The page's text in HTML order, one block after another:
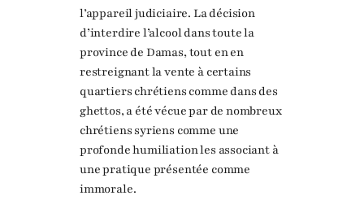
l’appareil judiciaire. La décision
d’interdire l’alcool dans toute la
province de Damas, tout en en
restreignant la vente à certains
quartiers chrétiens comme dans des
ghettos, a été vécue par de nombreux
chrétiens syriens comme une
profonde humiliation les associant à
une pratique présentée comme
immorale.